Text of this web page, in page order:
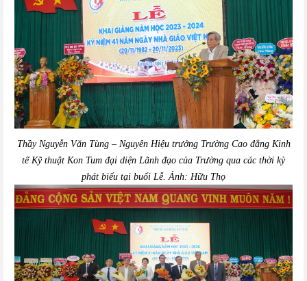
Thầy Nguyễn Văn Tùng – Nguyên Hiệu trưởng Trường Cao đẳng Kinh
tế Kỹ thuật Kon Tum đại diện Lãnh đạo của Trường qua các thời kỳ
phát biểu tại buổi Lễ.Ảnh: Hữu Thọ